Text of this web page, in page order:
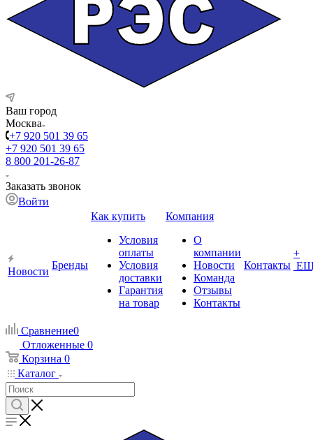
Ваш город
Москва
+7 920 501 39 65
+7 920 501 39 65
8 800 201-26-87
Заказать звонок
Войти
Новости
Бренды
Как купить
Условия
оплаты
Условия
доставки
Гарантия
на товар
Компания
О
компании
Новости
Команда
Отзывы
Контакты
Контакты
+
Сравнение0
Отложенные 0
Корзина 0
Каталог